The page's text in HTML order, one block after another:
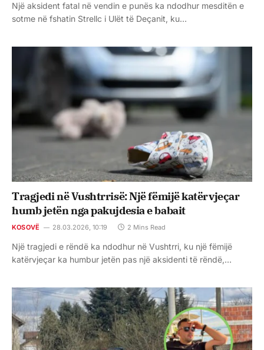
Një aksident fatal në vendin e punës ka ndodhur mesditën e
sotme në fshatin Strellc i Ulët të Deçanit, ku…
Tragjedi në Vushtrrisë: Një fëmijë katërvjeçar
humb jetën nga pakujdesia e babait
KOSOVË 28.03.2026, 10:19 2 Mins Read
Një tragjedi e rëndë ka ndodhur në Vushtrri, ku një fëmijë
katërvjeçar ka humbur jetën pas një aksidenti të rëndë,…